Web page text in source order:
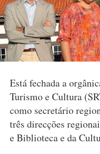
Está fechada a
Turismo e Cultura
como secretário
três direcções
e Biblioteca e da